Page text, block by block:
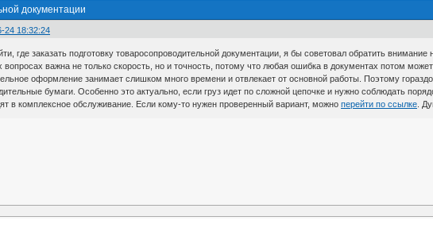
документации
24 18:32:24
где заказать подготовку товаросопроводительной документации, я бы советовал обратить
вопросах важна не только скорость, но и точность, потому что любая ошибка в документах потом
оформление занимает слишком много времени и отвлекает от основной работы. Поэтому
бумаги. Особенно это актуально, если груз идет по сложной цепочке и нужно соблюдать
в комплексное обслуживание. Если кому-то нужен проверенный вариант, можноперейти по ссылке .